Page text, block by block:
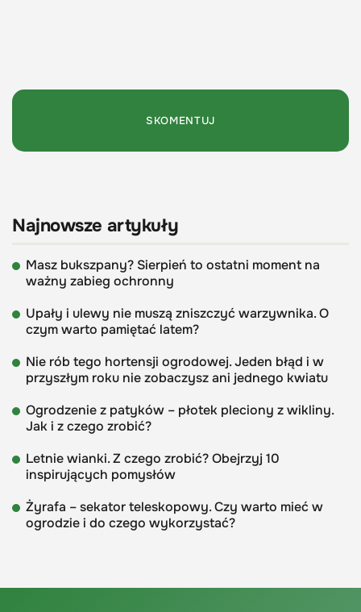
Najnowsze artykuły
Masz bukszpany? Sierpień to ostatni moment na
ważny zabieg ochronny
Upały i ulewy nie muszą zniszczyć warzywnika. O
czym warto pamiętać latem?
Nie rób tego hortensji ogrodowej. Jeden błąd i w
przyszłym roku nie zobaczysz ani jednego kwiatu
Ogrodzenie z patyków – płotek pleciony z wikliny.
Jak i z czego zrobić?
Letnie wianki. Z czego zrobić? Obejrzyj 10
inspirujących pomysłów
Żyrafa – sekator teleskopowy. Czy warto mieć w
ogrodzie i do czego wykorzystać?